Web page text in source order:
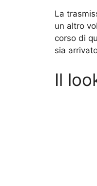
La
un altro
corso di
sia
Il